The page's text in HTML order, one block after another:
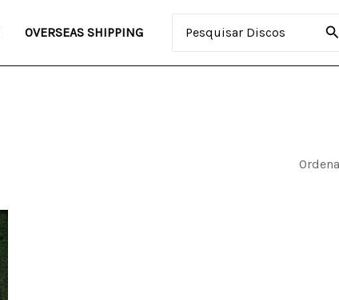
OVERSEAS SHIPPING